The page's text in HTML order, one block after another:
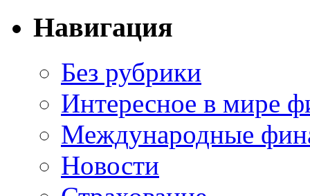
Навигация
Без рубрики
Интересное в мире
Международные
Новости